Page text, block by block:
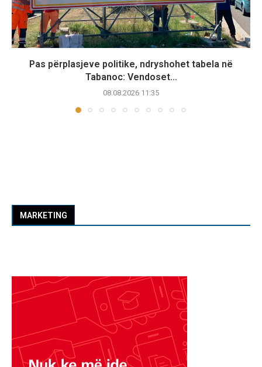
Pas përplasjeve politike, ndryshohet tabela në
Tabanoc: Vendoset...
08.08.2026 11:35
MARKETING